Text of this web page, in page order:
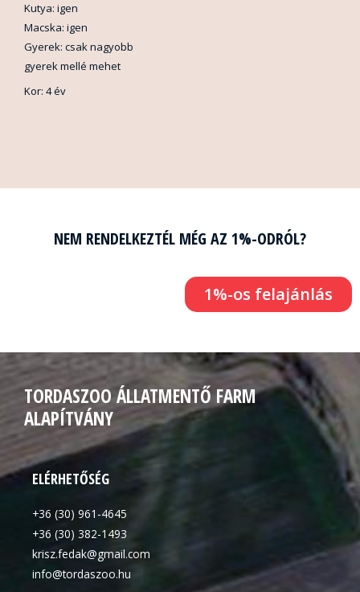
Kutya: igen
Macska: igen
Gyerek: csak nagyobb
gyerek mellé mehet
Kor: 4 év
NEM RENDELKEZTÉL MÉG AZ 1%-ODRÓL?
1%-os felajánlás
TORDASZOO ÁLLATMENTŐ FARM
ALAPÍTVÁNY
ELÉRHETŐSÉG
+36 (30) 961-4645
+36 (30) 382-1493
krisz.fedak@gmail.com
info@tordaszoo.hu